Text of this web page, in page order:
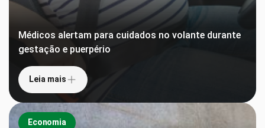
Médicos alertam para cuidados no volante durante
gestação e puerpério
Leia mais
Economia